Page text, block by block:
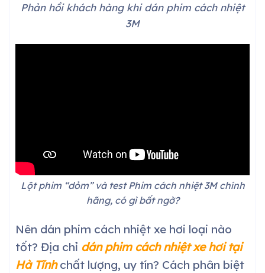
Phản hồi khách hàng khi dán phim cách nhiệt
3M
Lột phim “dỏm” và test Phim cách nhiệt 3M chính
hãng, có gì bất ngờ?
Nên dán phim cách nhiệt xe hơi loại nào
tốt? Địa chỉ dán phim cách nhiệt xe hơi tại
Hà Tĩnhchất lượng, uy tín? Cách phân biệt